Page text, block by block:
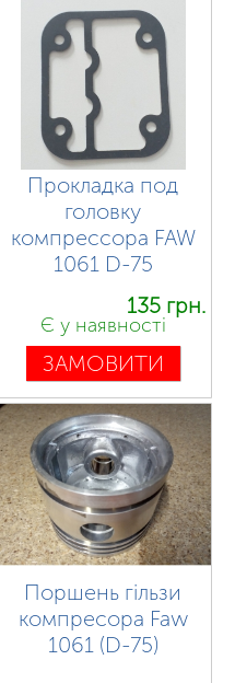
Прокладка под
головку
компрессора FAW
1061 D-75
135 грн.
Є у наявності
ЗАМОВИТИ
Поршень гільзи
компресора Faw
1061 (D-75)